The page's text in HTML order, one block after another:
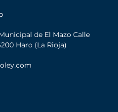
de El Mazo Calle
Haro (La Rioja)